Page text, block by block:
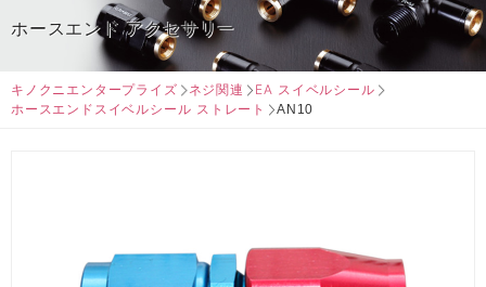
ホースエンド アクセサリー
キノクニエンタープライズ ネジ関連
EA スイベルシール
ホースエンドスイベルシール ストレート
AN10